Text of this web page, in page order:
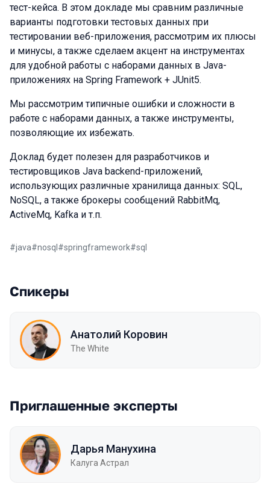
тест-кейса. В этом докладе мы сравним различные
варианты подготовки тестовых данных при
тестировании веб-приложения, рассмотрим их плюсы
и минусы, а также сделаем акцент на инструментах
для удобной работы с наборами данных в Java-
приложениях на Spring Framework + JUnit5.
Мы рассмотрим типичные ошибки и сложности в
работе с наборами данных, а также инструменты,
позволяющие их избежать.
Доклад будет полезен для разработчиков и
тестировщиков Java backend-приложений,
использующих различные хранилища данных: SQL,
NoSQL, а также брокеры сообщений RabbitMq,
ActiveMq, Kafka и т.п.
#java#nosql #springframework#sql
Спикеры
Анатолий Коровин
The White
Приглашенные эксперты
Дарья Манухина
Калуга Астрал